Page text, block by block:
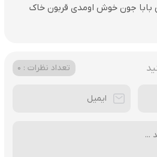
بابا جون خوش اومدی قربون خاک
تعداد نظرات : 0